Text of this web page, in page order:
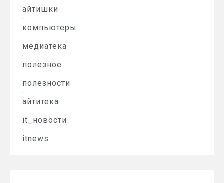
айтишки
компьютеры
медиатека
полезное
полезности
айтитека
it_новости
itnews